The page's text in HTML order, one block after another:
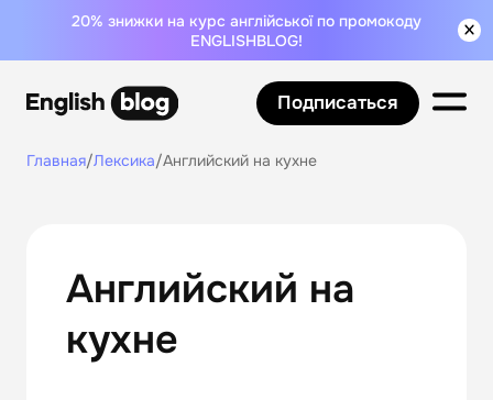
20% знижки на курс англійської по промокоду
ENGLISHBLOG!
Подписаться
Главная/Лексика/Английский на кухне
Английский на
кухне